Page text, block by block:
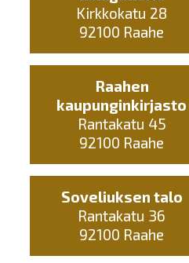
Kirkkokatu 28
92100 Raahe
Raahen
kaupunginkirjasto
Rantakatu 45
92100 Raahe
Soveliuksen talo
Rantakatu 36
92100 Raahe